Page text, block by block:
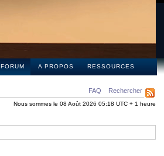
FORUM A PROPOS RESSOURCES
FAQ Rechercher
Nous sommes le 08 Août 2026 05:18 UTC + 1 heure